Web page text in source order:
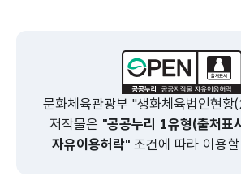
문화체육관광부 "생화체육법인현
저작물은 "공공누리 1유형(출처표
자유이용허락"조건에 따라 이용